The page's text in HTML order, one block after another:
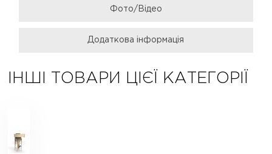
Фото/Відео
Додаткова інформація
ІНШІ ТОВАРИ ЦІЄЇ КАТЕГОРІЇ